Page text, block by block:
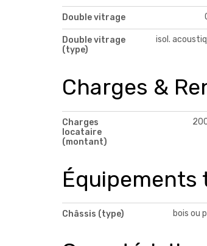
Double vitrage
Double vitrage
(type)
isol.
Charges &
Charges
locataire
(montant)
Équipements
Châssis (type) bois ou